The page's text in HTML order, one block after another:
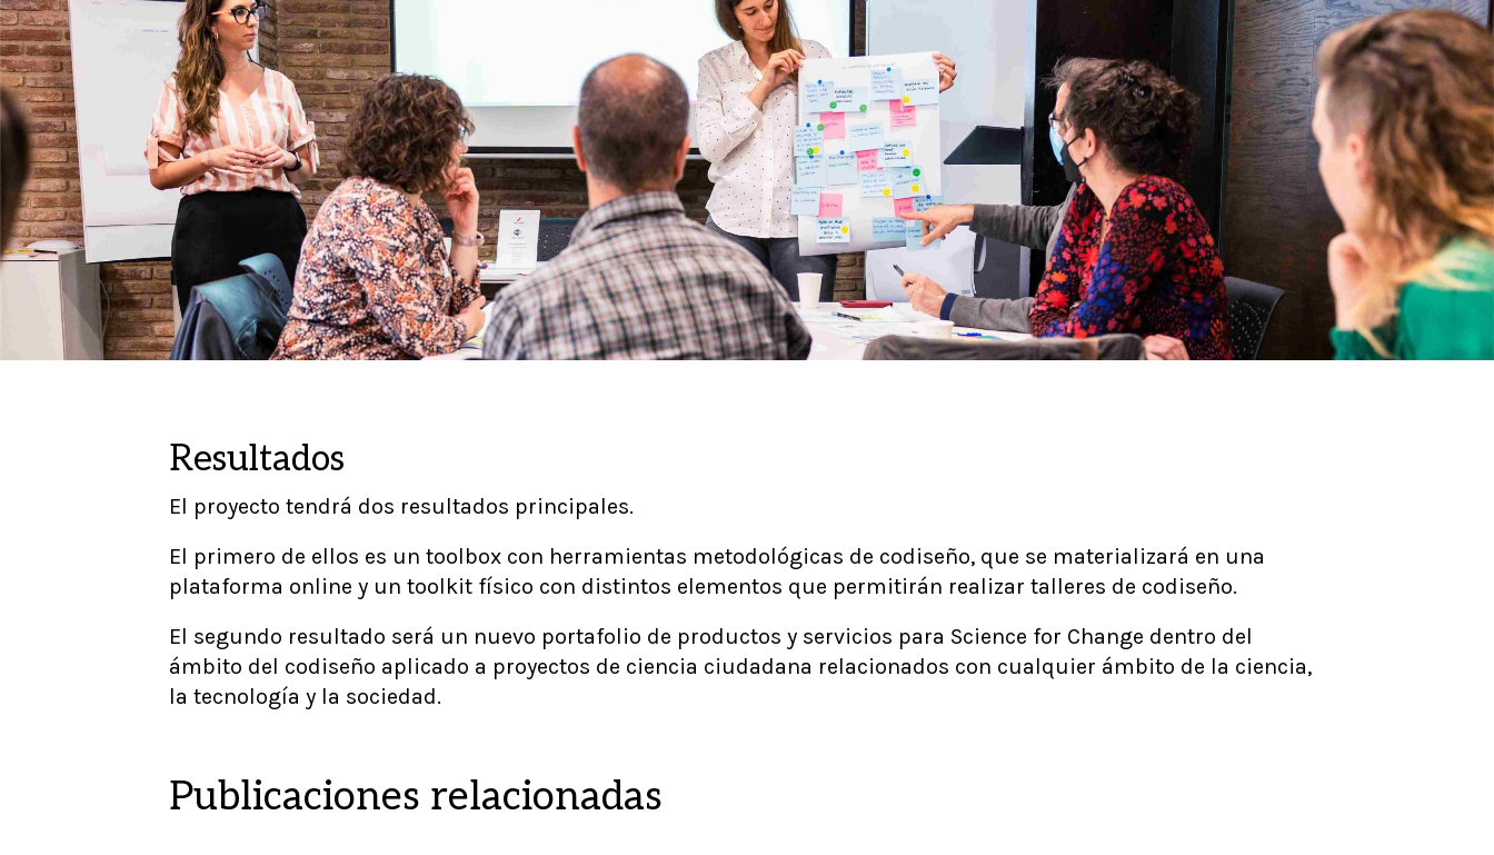
Resultados
El proyecto tendrá dos resultados principales.
El primero de ellos es un toolbox con herramientas metodológicas de codiseño, que se materializará en una
plataforma online y un toolkit físico con distintos elementos que permitirán realizar talleres de codiseño.
El segundo resultado será un nuevo portafolio de productos y servicios para Science for Change dentro del
ámbito del codiseño aplicado a proyectos de ciencia ciudadana relacionados con cualquier ámbito de la ciencia,
la tecnología y la sociedad.
Publicaciones relacionadas